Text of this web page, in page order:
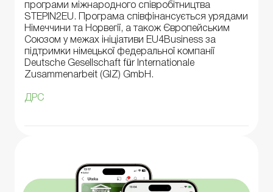
програми міжнародного співробітництва
STEPIN2EU. Програма співфінансується урядами
Німеччини та Норвегії, а також Європейським
Союзом у межах ініціативи EU4Business за
підтримки німецької федеральної компанії
Deutsche Gesellschaft für Internationale
Zusammenarbeit (GIZ) GmbH.
ДРС